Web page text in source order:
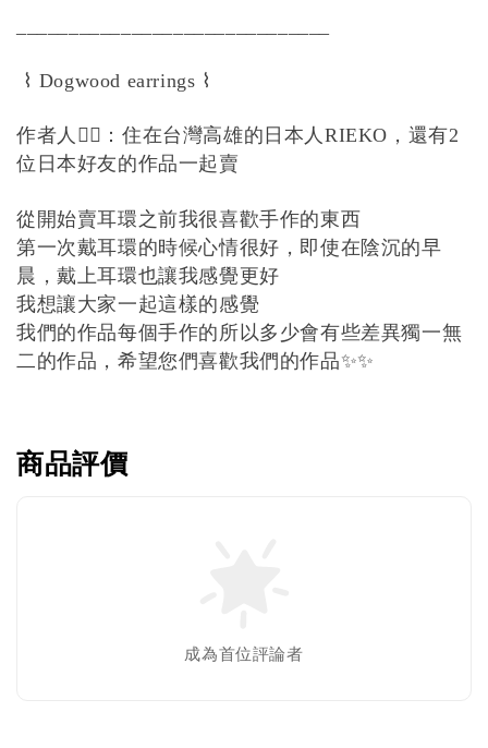
⌇ Dogwood earrings ⌇
作者人 💁‍♀️ ：住在台灣高雄的日本人RIEKO ，還有2
位日本好友的作品一起賣
從開始賣耳環之前我很喜歡手作的東西
第一次戴耳環的時候心情很好，即使在陰沉的早
晨，戴上耳環也讓我感覺更好
我想讓大家一起這樣的感覺
我們的作品每個手作的所以多少會有些差異獨一無
二的作品，希望您們喜歡我們的作品✨✨
商品評價
成為首位評論者